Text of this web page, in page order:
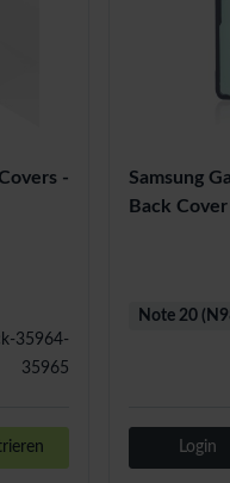
-
35964-
35965
Samsung
Back
Note 20
Login